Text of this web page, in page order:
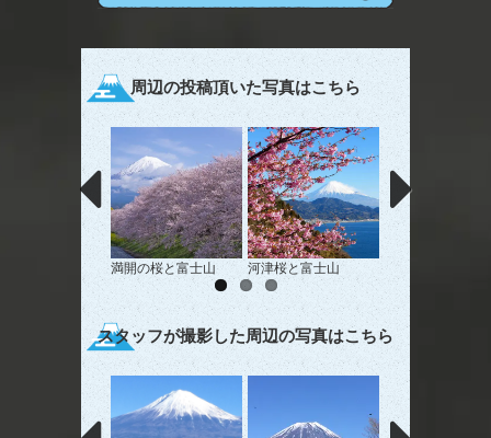
周辺の投稿頂いた写真はこちら
満開の桜と富士山 河津桜と富士山 天母の春
スタッフが撮影した周辺の写真はこちら